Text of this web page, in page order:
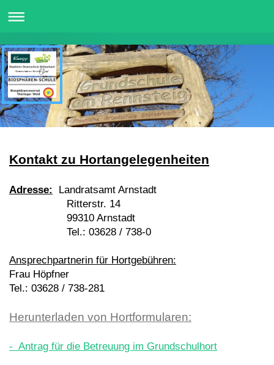
Kontakt zu Hortangelegenheiten
Adresse:
Landratsamt Arnstadt
Ritterstr. 14
99310 Arnstadt
Tel.: 03628 / 738-0
Ansprechpartnerin für Hortgebühren:
Frau Höpfner
Tel.: 03628 / 738-281
Herunterladen von Hortformularen:
- Antrag für die Betreuung im Grundschulhort